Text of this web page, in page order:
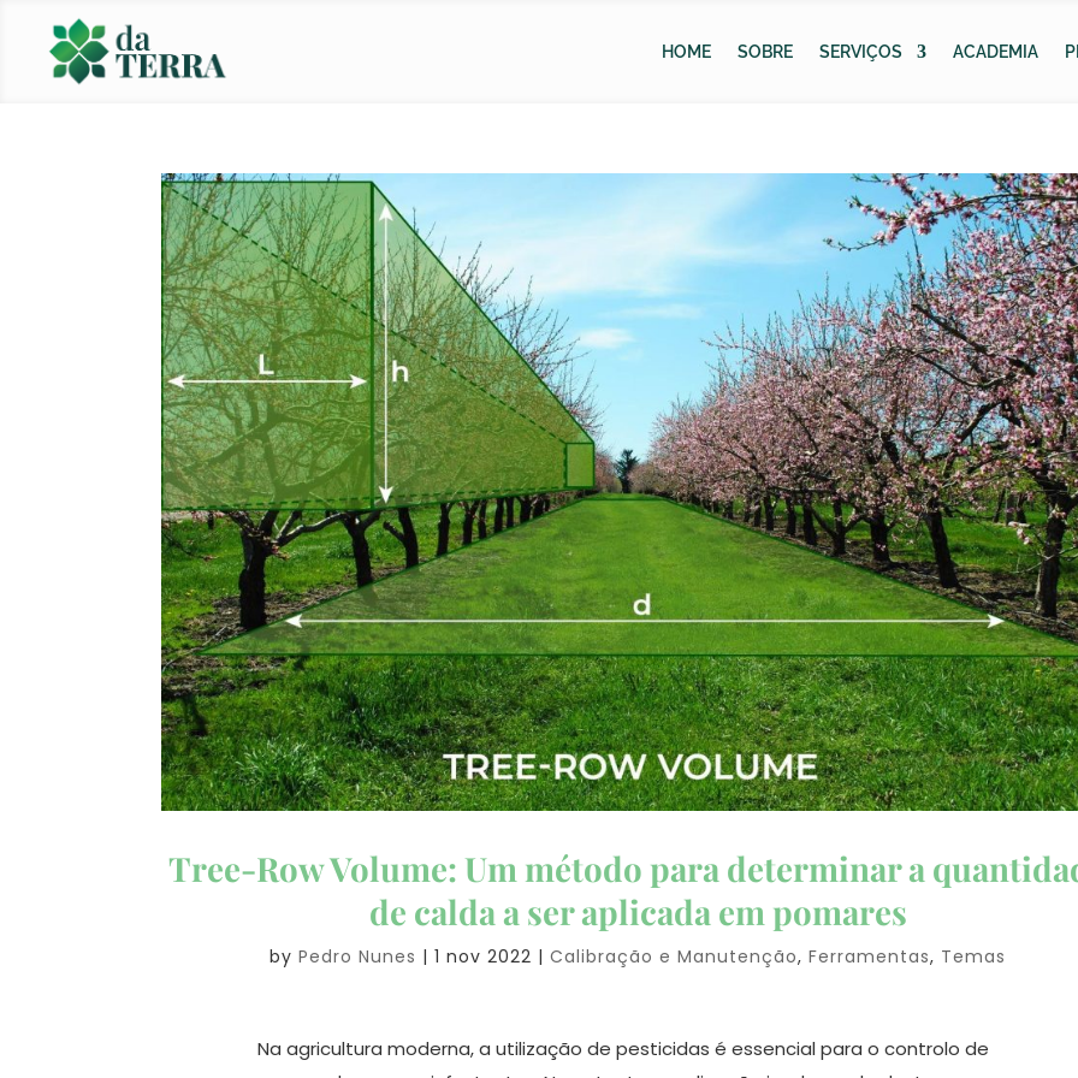
HOME SOBRE SERVIÇOS ACADEMIA
Tree-Row Volume: Um método para determinar a
de calda a ser aplicada em pomares
byPedro Nunes |1 nov 2022 |Calibração e Manutenção,Ferramentas, Temas
Na agricultura moderna, a utilização de pesticidas é essencial para o controlo de